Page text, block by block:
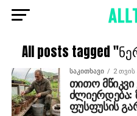
All posts tagged
ᲡᲐᲙᲘᲗᲮᲐᲕᲘ 2 თვის
თითო
ძლიერდება:
ფუსფუსის